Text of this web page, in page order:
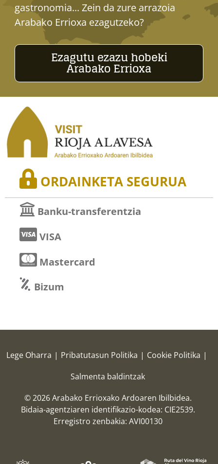
gastronomia... Zein da zure arrazoia
Arabako Errioxa ezagutzeko?
Ezagutu ezazu hobeki
Arabako Errioxa
ORDAINKETA SEGURUA
Banku-transferentzia
VISA
Mastercard
Bizum
Lege Oharra | Pribatutasun Politika | Cookie Politika |
Salmenta baldintzak
© 2026 Arabako Errioxako Ardoaren Ibilbidea.
Bidaia-agentziaren identifikazio-kodea: CIE2539.
Erregistro zenbakia: AVI00130